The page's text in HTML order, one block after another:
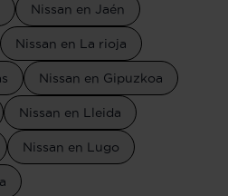
Nissan en Jaén
Nissan en La rioja
Nissan en Gipuzkoa
Nissan en Lleida
Nissan en Lugo